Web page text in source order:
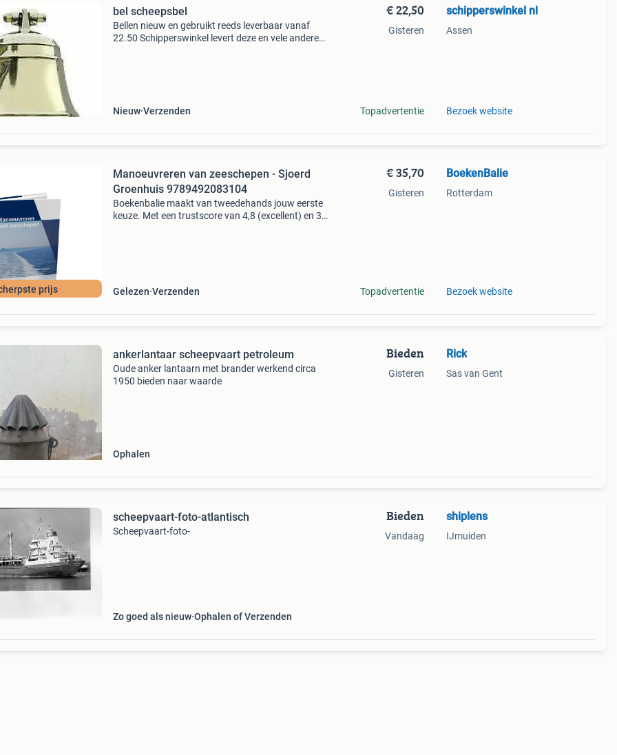
bel scheepsbel
Bellen nieuw en gebruikt reeds leverbaar vanaf
22.50 Schipperswinkel levert deze en vele andere
Nieuw Verzenden
€ 22,50
Gisteren
Topadvertentie
schipperswinkel nl
Assen
Bezoek website
prijs
Manoeuvreren van zeeschepen - Sjoerd
Groenhuis 9789492083104
Boekenbalie maakt van tweedehands jouw eerste
keuze. Met een trustscore van 4,8 (excellent) en 30
Gelezen Verzenden
€ 35,70
Gisteren
Topadvertentie
BoekenBalie
Rotterdam
Bezoek website
ankerlantaar scheepvaart petroleum
Oude anker lantaarn met brander werkend circa
1950 bieden naar waarde
Ophalen
Bieden
Gisteren
Rick
Sas van Gent
scheepvaart-foto-atlantisch
Scheepvaart-foto-
Zo goed als nieuw Ophalen of Verzenden
Bieden
Vandaag
shiplens
IJmuiden